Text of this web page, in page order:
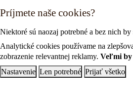
Príjmete naše cookies?
Niektoré sú naozaj potrebné a bez nich
Analytické cookies používame na
zobrazenie relevantnej reklamy. Veľmi by
Nastavenie Len potrebné Prijať všetko